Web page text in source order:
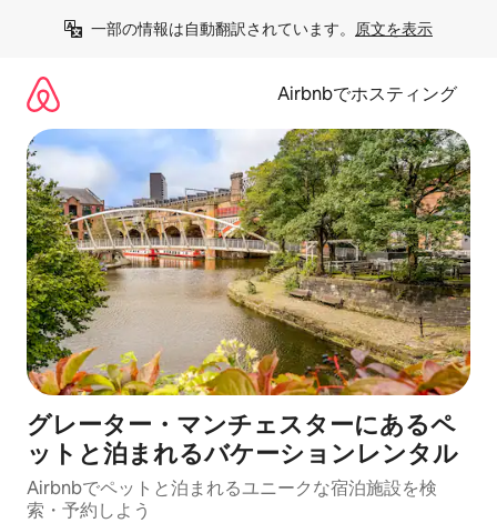
一部の情報は自動翻訳されています。 原文を表示
Airbnbでホスティング
グレーター・マンチェスターにあるペ
ットと泊まれるバケーションレンタル
Airbnbでペットと泊まれるユニークな宿泊施設を検
索・予約しよう